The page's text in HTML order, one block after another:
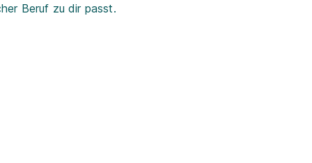
Beruf zu dir passt.